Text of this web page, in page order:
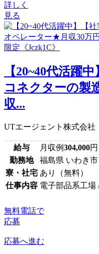
詳しく
見る
【20~40代活躍
コネクターの製
収...
UTエージェント株式会社
給与 月収例304,000円
勤務地
福島県 いわき市
寮・社宅 あり（無料）
仕事内容 電子部品系工場
無料電話で
応募
応募へ進む